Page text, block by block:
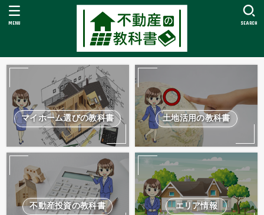
SEARCH
MENU
マイホーム選びの教科書 土地活用の教科書
不動産投資の教科書 エリア情報